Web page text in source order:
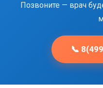
Позвоните — врач
📞